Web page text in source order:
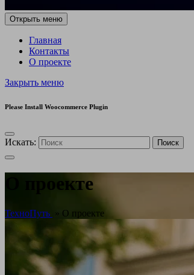
Открыть меню
Главная
Контакты
О проекте
Закрыть меню
Please Install Woocommerce Plugin
Искать: Поиск
О проекте
ТехноПуть » О проекте